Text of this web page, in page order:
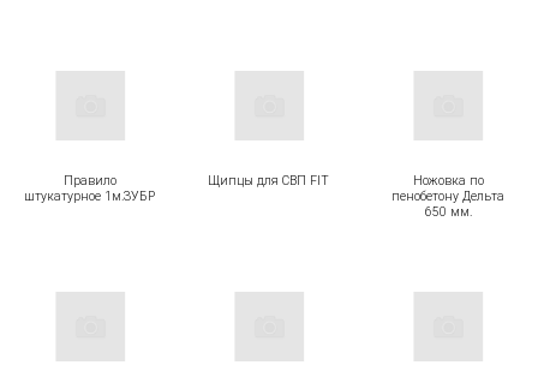
Правило
штукатурное 1м.ЗУБР
Щипцы для СВП FIT
Ножовка по
пенобетону Дельта
650 мм.